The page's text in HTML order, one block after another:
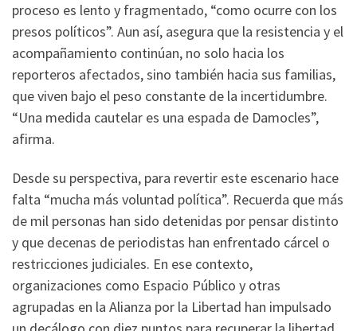
proceso es lento y fragmentado, “como ocurre con los
presos políticos”. Aun así, asegura que la resistencia y el
acompañamiento continúan, no solo hacia los
reporteros afectados, sino también hacia sus familias,
que viven bajo el peso constante de la incertidumbre.
“Una medida cautelar es una espada de Damocles”,
afirma.
Desde su perspectiva, para revertir este escenario hace
falta “mucha más voluntad política”. Recuerda que más
de mil personas han sido detenidas por pensar distinto
y que decenas de periodistas han enfrentado cárcel o
restricciones judiciales. En ese contexto,
organizaciones como Espacio Público y otras
agrupadas en la Alianza por la Libertad han impulsado